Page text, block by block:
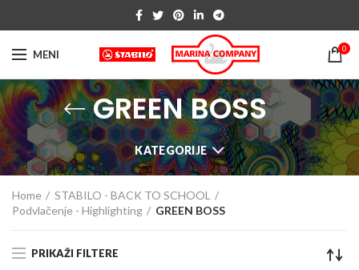
MENI 0
GREEN BOSS
KATEGORIJE
Home
STABILO - BACK TO SCHOOL
Podvlačenje - Highlighting
GREEN BOSS
PRIKAŽI FILTERE